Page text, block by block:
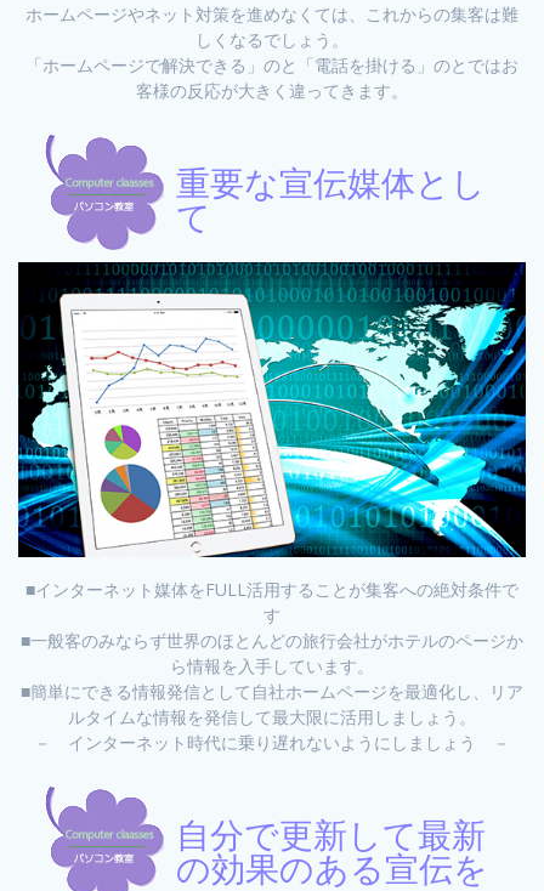
ホームページやネット対策を進めなくては、これからの集客は難
しくなるでしょう。
「ホームページで解決できる」のと「電話を掛ける」のとではお
客様の反応が大きく違ってきます。
重要な宣伝媒体とし
て
■インターネット媒体をFULL活用することが集客への絶対条件で
す
■一般客のみならず世界のほとんどの旅行会社がホテルのページか
ら情報を入手しています。
■簡単にできる情報発信として自社ホームページを最適化し、リア
ルタイムな情報を発信して最大限に活用しましょう。
－ インターネット時代に乗り遅れないようにしましょう －
自分で更新して最新
の効果のある宣伝を